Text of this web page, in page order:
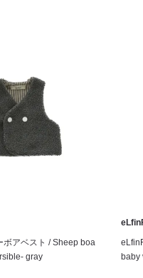
ボアベスト / Sheep boa
gray
baby